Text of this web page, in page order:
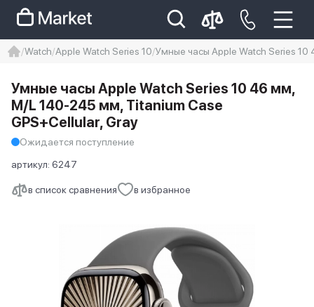
Iphone 14 pro max
айфон 14
Watch Apple Watch Series 10 Умные часы Apple Watch Series
в список сравнения в избранное
Умные часы Apple Watch Series 10 46 мм,
M/L 140-245 мм, Titanium Case
GPS+Cellular, Gray
Ожидается поступление
артикул: 6247